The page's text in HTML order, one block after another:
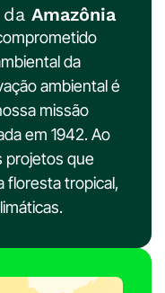
Amazônia
da
ambiental é
missão
em 1942. Ao
projetos que
floresta tropical,